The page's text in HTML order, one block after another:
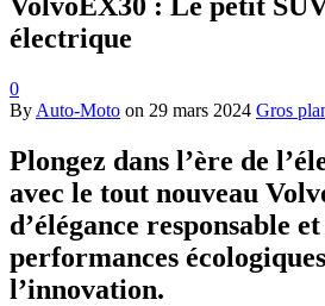
électrique
0
By Auto-Moto on 29 mars 2024 Gros
Plongez dans l’ère de
avec le tout nouveau
d’élégance responsable et
performances
l’innovation.